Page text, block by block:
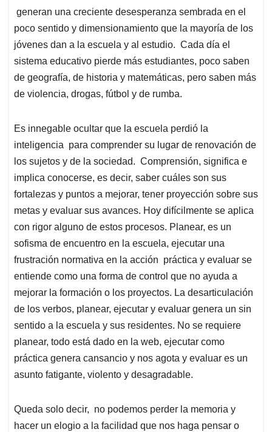
generan una creciente desesperanza sembrada en el
poco sentido y dimensionamiento que la mayoría de los
jóvenes dan a la escuela y al estudio. Cada día el
sistema educativo pierde más estudiantes, poco saben
de geografía, de historia y matemáticas, pero saben más
de violencia, drogas, fútbol y de rumba.
Es innegable ocultar que la escuela perdió la
inteligencia para comprender su lugar de renovación de
los sujetos y de la sociedad. Comprensión, significa e
implica conocerse, es decir, saber cuáles son sus
fortalezas y puntos a mejorar, tener proyección sobre sus
metas y evaluar sus avances. Hoy difícilmente se aplica
con rigor alguno de estos procesos. Planear, es un
sofisma de encuentro en la escuela, ejecutar una
frustración normativa en la acción práctica y evaluar se
entiende como una forma de control que no ayuda a
mejorar la formación o los proyectos. La desarticulación
de los verbos, planear, ejecutar y evaluar genera un sin
sentido a la escuela y sus residentes. No se requiere
planear, todo está dado en la web, ejecutar como
práctica genera cansancio y nos agota y evaluar es un
asunto fatigante, violento y desagradable.
Queda solo decir, no podemos perder la memoria y
hacer un elogio a la facilidad que nos haga pensar o